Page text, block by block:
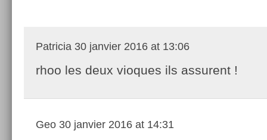
Patricia 30 janvier 2016 at 13:06
rhoo les deux vioques ils assurent !
Geo 30 janvier 2016 at 14:31